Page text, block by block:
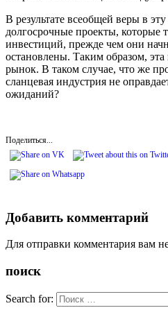
В результате всеобщей веры в
долгосрочные проекты, которые
инвестиций, прежде чем они
остановлены. Таким образом,
рынок. В таком случае, что же
сланцевая индустрия не
ожиданий?
Поделиться...
Добавить комментарий
Для отправки комментария вам
поиск
Search for: